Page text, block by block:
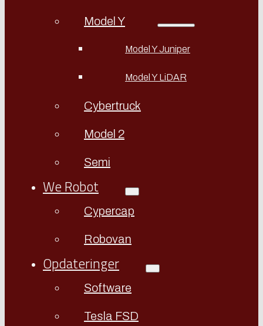
Model Y
Model Y Juniper
Model Y LiDAR
Cybertruck
Model 2
Semi
We Robot
Cypercap
Robovan
Opdateringer
Software
Tesla FSD